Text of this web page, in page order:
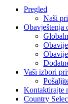
Pregled
Naši
Obavještenja
Vaši izbori
Kontaktirajte
Country